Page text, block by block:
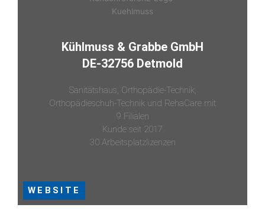
Kühlmuss & Grabbe GmbH
DE-32756 Detmold
Sanitätshaus, Orthopädie-Technik,
Orthopädieschuh-Technik und RehaCare mit
9 Filialen
Kunde seit 2017
30 Arbeitsplatzlizenzen
WEBSITE